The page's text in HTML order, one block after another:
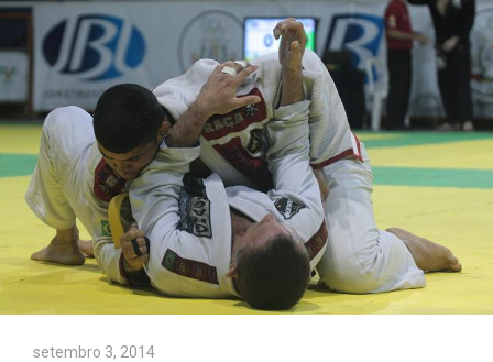
setembro 3, 2014